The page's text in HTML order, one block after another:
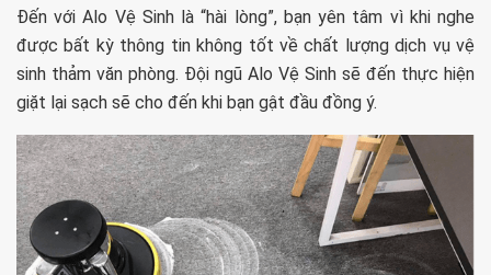
Đến với Alo Vệ Sinh là “hài lòng”, bạn yên tâm vì khi nghe
được bất kỳ thông tin không tốt về chất lượng dịch vụ vệ
sinh thảm văn phòng. Đội ngũ Alo Vệ Sinh sẽ đến thực hiện
giặt lại sạch sẽ cho đến khi bạn gật đầu đồng ý.